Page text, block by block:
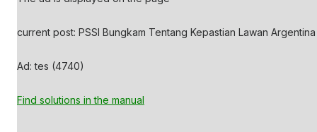
current post: PSSI Bungkam Tentang Kepastian Lawan
Ad: tes (4740)
Find solutions in the manual